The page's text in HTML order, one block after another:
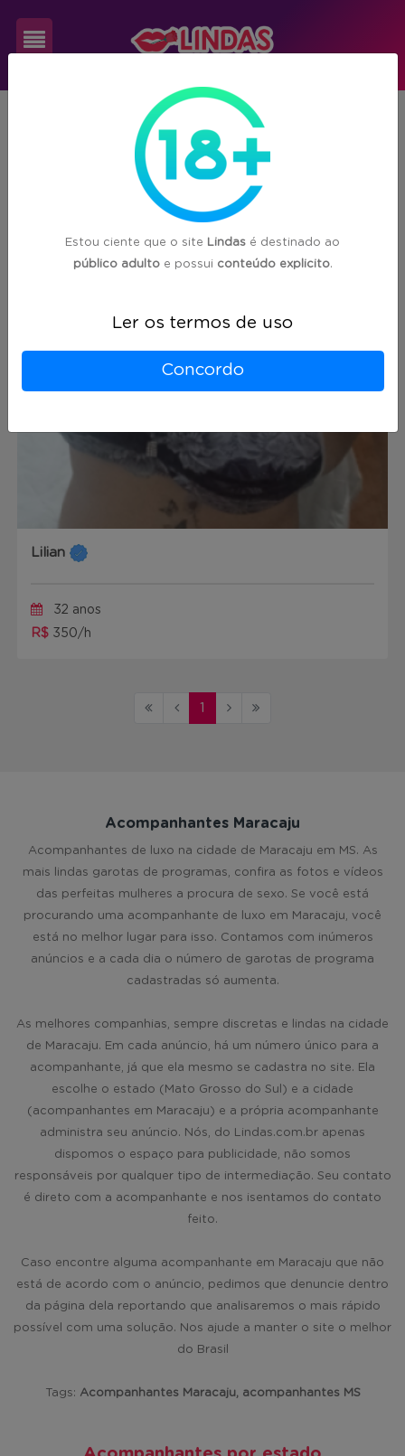
Maracaju
acompanhante(s) encontrada(s) em
Maracaju/MS
Lilian
32 anos
R$ 350/h
1
Acompanhantes Maracaju
Acompanhantes de luxo na cidade de Maracaju em MS. As
mais lindas garotas de programas, confira as fotos e vídeos
das perfeitas mulheres a procura de sexo. Se você está
procurando uma acompanhante de luxo em Maracaju, você
está no melhor lugar para isso. Contamos com inúmeros
anúncios e a cada dia o número de garotas de programa
cadastradas só aumenta.
As melhores companhias, sempre discretas e lindas na cidade
de Maracaju. Em cada anúncio, há um número único para a
acompanhante, já que ela mesmo se cadastra no site. Ela
escolhe o estado (Mato Grosso do Sul) e a cidade
(acompanhantes em Maracaju) e a própria acompanhante
administra seu anúncio. Nós, do Lindas.com.br apenas
dispomos o espaço para publicidade, não somos
responsáveis por qualquer tipo de intermediação. Seu contato
é direto com a acompanhante e nos isentamos do contato
feito.
Caso encontre alguma acompanhante em Maracaju que não
está de acordo com o anúncio, pedimos que denuncie dentro
da página dela reportando que analisaremos o mais rápido
possível com uma solução. Nos ajude a manter o site o melhor
do Brasil
Tags: Acompanhantes Maracaju, acompanhantes MS
Estou ciente que o site Lindas é destinado ao
público adultoe possui conteúdo explicito.
Ler os termos de uso
Concordo